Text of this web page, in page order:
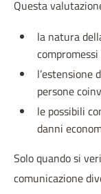
Questa
la natura
l’estensione
persone
le possibili
danni
Solo quando si
comunicazione